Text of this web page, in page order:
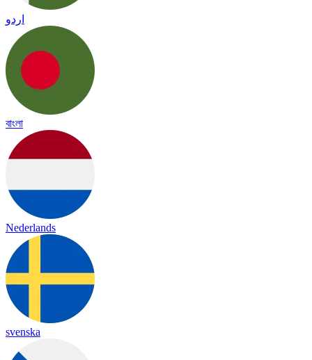
اردو
বাংলা
Nederlands
svenska